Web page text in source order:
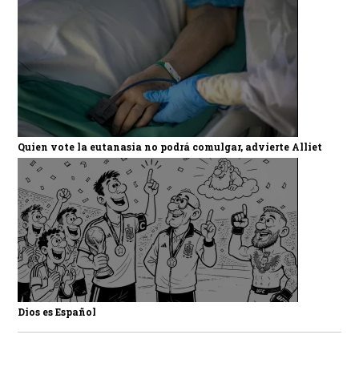
Quien vote la eutanasia no podrá comulgar, advierte Alliet
Dios es Español